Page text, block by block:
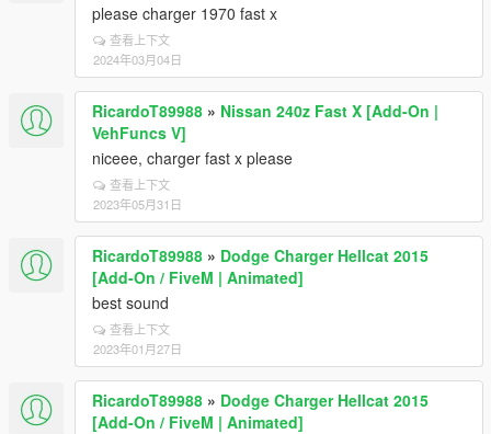
please charger 1970 fast x
查看上下文
2024年03月04日
RicardoT89988 » Nissan 240z Fast X [Add-On |
VehFuncs V]
niceee, charger fast x please
查看上下文
2023年05月31日
RicardoT89988 » Dodge Charger Hellcat 2015
[Add-On / FiveM | Animated]
best sound
查看上下文
2023年01月27日
RicardoT89988 » Dodge Charger Hellcat 2015
[Add-On / FiveM | Animated]